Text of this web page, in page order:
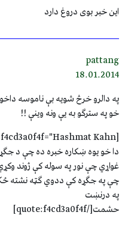
این خبر بوی دروغ دارد
pattang
18.01.2014
په دالرو خرڅ شویه بې ناموسه
خو په سترګو به یې ونه وينې !!
[quote:f4cd3a0f4f="Hashmat Kahn"]ګرانو لوستونکو!
دا خو یوه ښکاره خبره ده چې د
غواړي چې نور په سوله کې ژوند
چې په جګړه کې ددوي ګټه نشته
په درنښت
حشمت[/quote:f4cd3a0f4f]